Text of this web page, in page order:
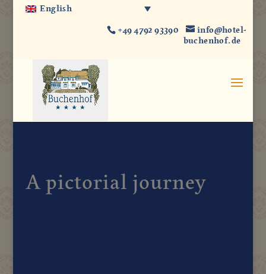
English
+49 4792 93390
info@hotel-
buchenhof.de
A pictorial journey